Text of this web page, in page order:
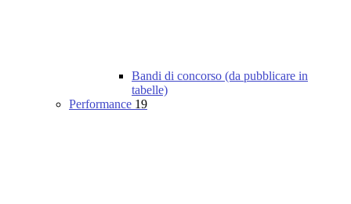
Bandi di concorso (da pubblicare in
tabelle)
Performance 19